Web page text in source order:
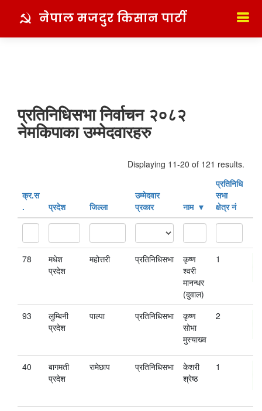
नेपाल मजदुर किसान पार्टी
प्रतिनिधिसभा निर्वाचन २०८२
नेमकिपाका उम्मेदवारहरु
Displaying 11-20 of 121 results.
क्र‍.स‌
.
प्रदेश जिल्ला
उम्मेदवार
प्रकार
नाम
प्रतिनिधि
सभा
क्षेत्र नं
78
मधेश
प्रदेश
महोत्तरी प्रतिनिधिसभा
कृष्ण
श्‍वरी
मानन्धर
(दुवाल)
1
93
लुम्बिनी
प्रदेश
पाल्पा प्रतिनिधिसभा
कृष्ण
सोभा
मुस्याख्व
2
40
बागमती
प्रदेश
रामेछाप प्रतिनिधिसभा
केशरी
श्रेष्‍ठ
1